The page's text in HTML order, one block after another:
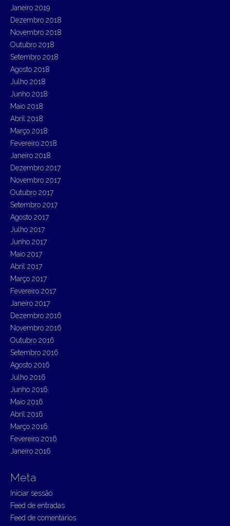
Janeiro 2019
Dezembro 2018
Novembro 2018
Outubro 2018
Setembro 2018
Agosto 2018
Julho 2018
Junho 2018
Maio 2018
Abril 2018
Março 2018
Fevereiro 2018
Janeiro 2018
Dezembro 2017
Novembro 2017
Outubro 2017
Setembro 2017
Agosto 2017
Julho 2017
Junho 2017
Maio 2017
Abril 2017
Março 2017
Fevereiro 2017
Janeiro 2017
Dezembro 2016
Novembro 2016
Outubro 2016
Setembro 2016
Agosto 2016
Julho 2016
Junho 2016
Maio 2016
Abril 2016
Março 2016
Fevereiro 2016
Janeiro 2016
Meta
Iniciar sessão
Feed de entradas
Feed de comentários